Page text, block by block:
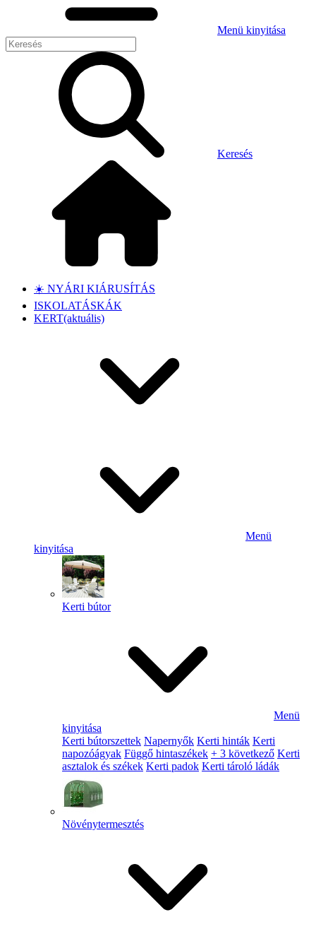
Menü kinyitása
Keresés
☀️ NYÁRI KIÁRUSÍTÁS
ISKOLATÁSKÁK
KERT(aktuális)
Menü
kinyitása
Kerti bútor
Menü
kinyitása
Kerti bútorszettek Napernyők Kerti hinták Kerti
napozóágyak Függő hintaszékek + 3 következő Kerti
asztalok és székek Kerti padok Kerti tároló ládák
Növénytermesztés